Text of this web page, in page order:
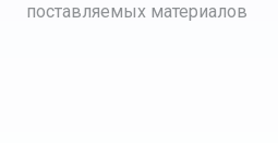
поставляемых материалов